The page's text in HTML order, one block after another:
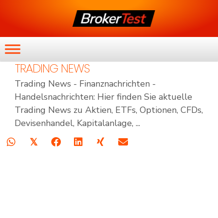
TRADING NEWS
Trading News - Finanznachrichten -
Handelsnachrichten: Hier finden Sie aktuelle
Trading News zu Aktien, ETFs, Optionen, CFDs,
Devisenhandel, Kapitalanlage, ...
𝕏